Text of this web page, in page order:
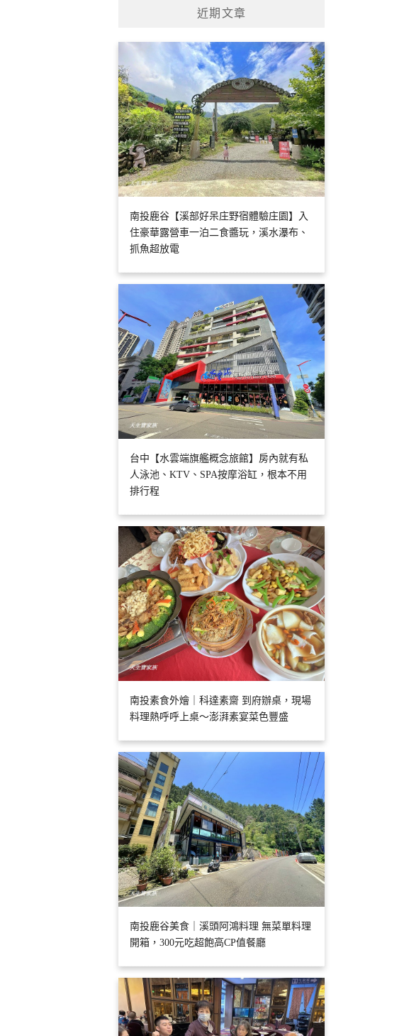
近期文章
南投鹿谷【溪部好呆庄野宿體驗庄園】入
住豪華露營車一泊二食醬玩，溪水瀑布、
抓魚超放電
台中【水雲端旗艦概念旅館】房內就有私
人泳池、KTV、SPA按摩浴缸，根本不用
排行程
南投素食外燴｜科達素齋 到府辦桌，現場
料理熱呼呼上桌～澎湃素宴菜色豐盛
南投鹿谷美食｜溪頭阿鴻料理 無菜單料理
開箱，300元吃超飽高CP值餐廳